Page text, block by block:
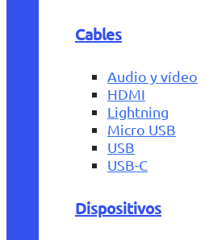
Cables
Audio y vídeo
HDMI
Lightning
Micro USB
USB
USB-C
Dispositivos